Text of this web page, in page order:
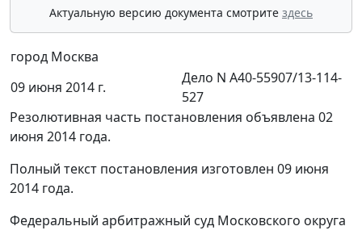
Актуальную версию документа смотрите здесь
город Москва
09 июня 2014 г.
Дело N А40-55907/13-114-
527
Резолютивная часть постановления объявлена 02
июня 2014 года.
Полный текст постановления изготовлен 09 июня
2014 года.
Федеральный арбитражный суд Московского округа